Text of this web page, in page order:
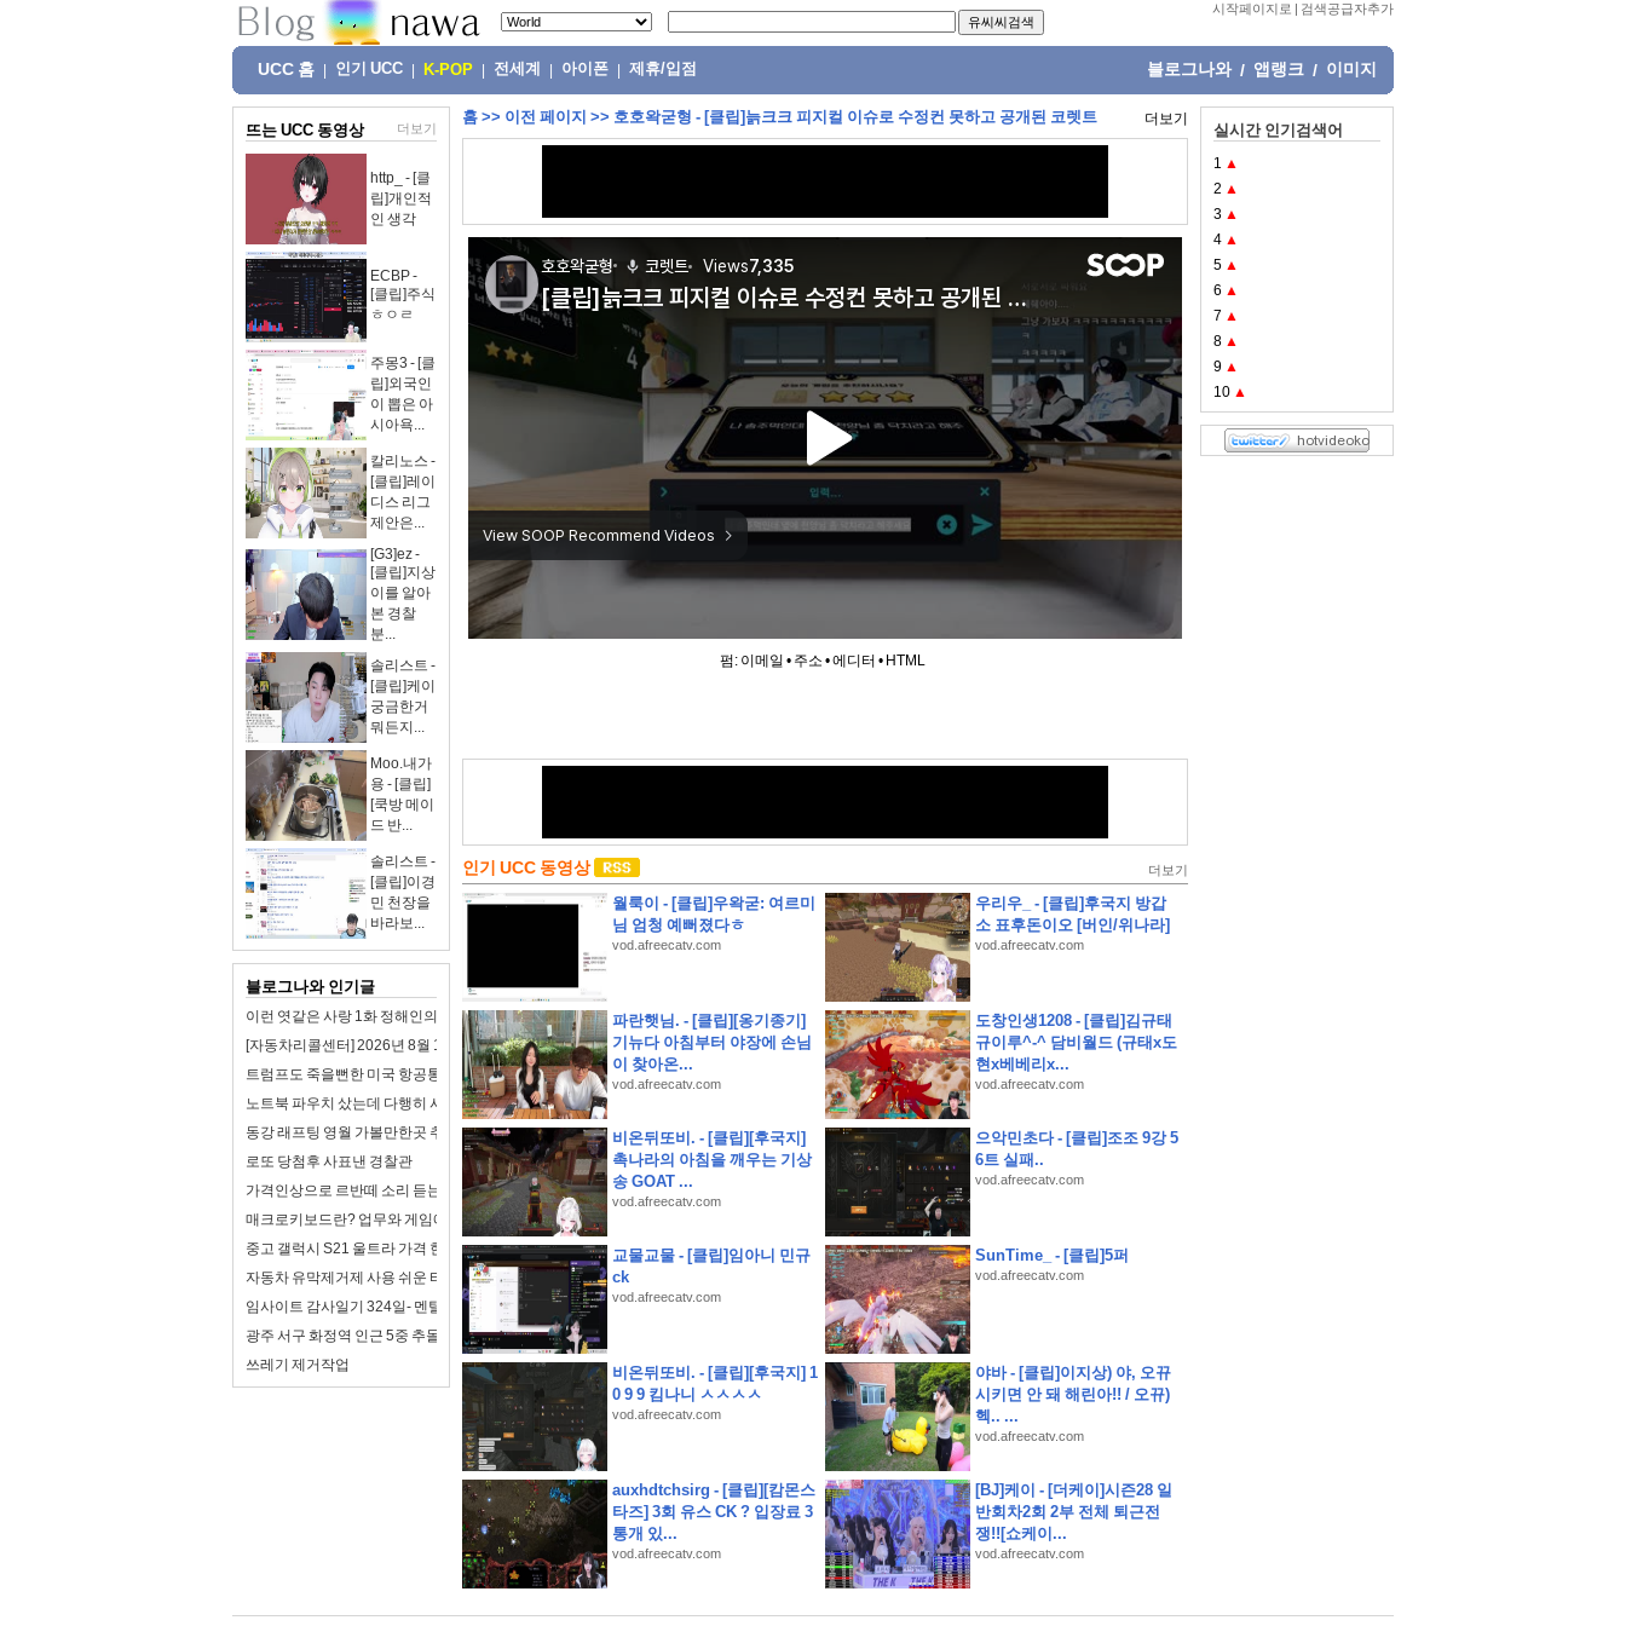
시작페이지로 | 검색공급자추가
UCC 홈 인기 UCC K-POP 전세계 아이폰 제휴/입점 블로그나와 / 앱랭크 / 이미지
뜨는 UCC 동영상 더보기
http_ - [클
립]개인적
인 생각
ECBP -
[클립]주식
ㅎㅇㄹ
주몽3 - [클
립]외국인
이 뽑은 아
시아욕...
칼리노스 -
[클립]레이
디스 리그
제안은...
[G3]ez -
[클립]지상
이를 알아
본 경찰
분...
솔리스트 -
[클립]케이
궁금한거
뭐든지...
Moo.내가
용 - [클립]
[쿡방 메이
드 반...
솔리스트 -
[클립]이경
민 천장을
바라보...
블로그나와 인기글
이런 엿같은 사랑 1화 정해인의 첫사랑 맑눈광 하영 누구였냐고 나는?
[자동차리콜센터] 2026년 8월 1주차 자동차 리콜 및 무상 수리 안내
트럼프도 죽을뻔한 미국 항공통제 시스템
노트북 파우치 샀는데 다행히 사이즈가 맞음
동강 래프팅 영월 가볼만한곳 추천
로또 당첨후 사표낸 경찰관
가격인상으로 르반떼 소리 듣는 아반떼 풀체인지 사전예약 결과는 반전이었다
매크로키보드란? 업무와 게임에서 제대로 활용
중고 갤럭시 S21 울트라 가격 현재 평균 얼마나 될까
자동차 유막제거제 사용 쉬운 타입 추천
임사이트 감사일기 324일- 멘탈이 조금 좋아져서
광주 서구 화정역 인근 5중 추돌...사상자 6명
쓰레기 제거작업
홈 >> 이전 페이지 >> 호호왁굳형 - [클립]늙크크 피지컬 이슈로 수정컨 못하고 공개된 코렛트 더보기
펌: 이메일 • 주소 •에디터 • HTML
인기 UCC 동영상 더보기
월룩이 - [클립]우왁굳: 여르미
님 엄청 예뻐졌다ㅎ
vod.afreecatv.com
우리우_ - [클립]후국지 방갑
소 표후돈이오 [버인/위나라]
vod.afreecatv.com
파란햇님. - [클립][옹기종기]
기뉴다 아침부터 야장에 손님
이 찾아온...
vod.afreecatv.com
도창인생1208 - [클립]김규태
규이루^-^ 담비월드 (규태x도
현x베베리x...
vod.afreecatv.com
비온뒤또비. - [클립][후국지]
촉나라의 아침을 깨우는 기상
송 GOAT ...
vod.afreecatv.com
으악민초다 - [클립]조조 9강 5
6트 실패..
vod.afreecatv.com
교물교물 - [클립]임아니 민규
ck
vod.afreecatv.com
SunTime_ - [클립]5퍼
vod.afreecatv.com
비온뒤또비. - [클립][후국지] 1
0 9 9 킴나니 ㅅㅅㅅㅅ
vod.afreecatv.com
야바 - [클립]이지상) 야, 오뀨
시키면 안 돼 해린아!! / 오뀨)
헥.. ...
vod.afreecatv.com
auxhdtchsirg - [클립][캄몬스
타즈] 3회 유스 CK ? 입장료 3
통개 있...
vod.afreecatv.com
[BJ]케이 - [더케이]시즌28 일
반회차2회 2부 전체 퇴근전
쟁!![쇼케이...
vod.afreecatv.com
실시간 인기검색어
1 ▲
2 ▲
3 ▲
4 ▲
5 ▲
6 ▲
7 ▲
8 ▲
9 ▲
10 ▲